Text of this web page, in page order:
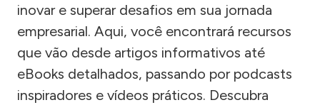
inovar e superar desafios em sua jornada
empresarial. Aqui, você encontrará recursos
que vão desde artigos informativos até
eBooks detalhados, passando por podcasts
inspiradores e vídeos práticos. Descubra